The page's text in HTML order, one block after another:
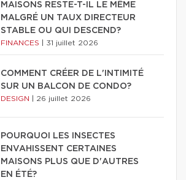
MAISONS RESTE-T-IL LE MÊME
MALGRÉ UN TAUX DIRECTEUR
STABLE OU QUI DESCEND?
FINANCES 31 juillet 2026
COMMENT CRÉER DE L'INTIMITÉ
SUR UN BALCON DE CONDO?
DESIGN 26 juillet 2026
POURQUOI LES INSECTES
ENVAHISSENT CERTAINES
MAISONS PLUS QUE D'AUTRES
EN ÉTÉ?